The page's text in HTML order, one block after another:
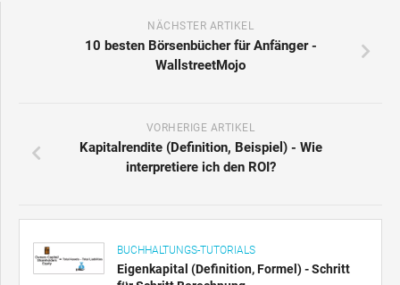
NÄCHSTER ARTIKEL
10 besten Börsenbücher für Anfänger -
WallstreetMojo
VORHERIGE ARTIKEL
Kapitalrendite (Definition, Beispiel) - Wie
interpretiere ich den ROI?
BUCHHALTUNGS-TUTORIALS
Eigenkapital (Definition, Formel) - Schritt